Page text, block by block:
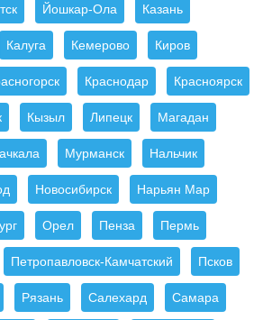
Йошкар-Ола Казань
Калуга Кемерово Киров
Краснодар Красноярск
Кызыл Липецк Магадан
Мурманск Нальчик
Новосибирск Нарьян Мар
Орел Пенза Пермь
Петропавловск-Камчатский Псков
Рязань Салехард Самара